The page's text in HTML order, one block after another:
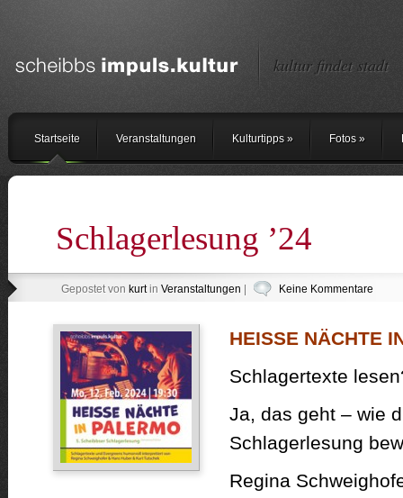
kultur findet stadt
Startseite Veranstaltungen Kulturtipps» Fotos»
Schlagerlesung ’24
Gepostet von kurtin Veranstaltungen Keine Kommentare
HEISSE NÄCHTE
Schlagertexte
Ja, das geht – wie
Schlagerlesung
Regina